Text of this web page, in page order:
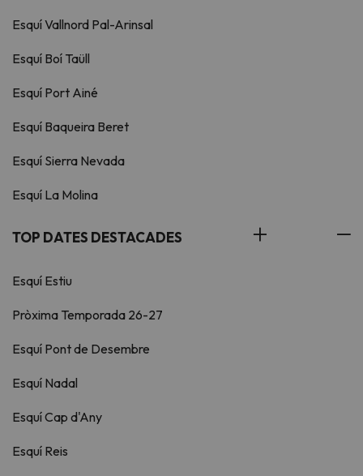
Esquí Vallnord Pal-Arinsal
Esquí Boí Taüll
Esquí Port Ainé
Esquí Baqueira Beret
Esquí Sierra Nevada
Esquí La Molina
TOP DATES DESTACADES
Esquí Estiu
Pròxima Temporada 26-27
Esquí Pont de Desembre
Esquí Nadal
Esquí Cap d'Any
Esquí Reis